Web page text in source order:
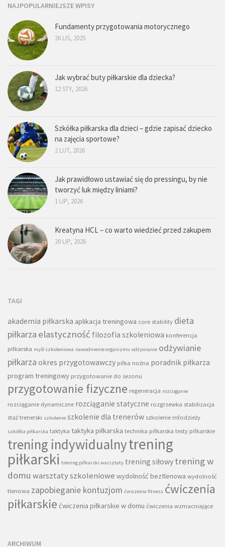
NAJPOPULARNIEJSZE WPISY
Fundamenty przygotowania motorycznego
26 LIS, 2025
Jak wybrać buty piłkarskie dla dziecka?
12 STY, 2026
Szkółka piłkarska dla dzieci – gdzie zapisać dziecko
na zajęcia sportowe?
2 LUT, 2026
Jak prawidłowo ustawiać się do pressingu, by nie
tworzyć luk między liniami?
1 LIP, 2026
Kreatyna HCL – co warto wiedzieć przed zakupem
20 LIP, 2026
TAGI
akademia piłkarska aplikacja treningowa core stability dieta
piłkarza elastyczność filozofia szkoleniowa konferencja
piłkarska myśl szkoleniowa nawodnienie organizmu odżywianie odżywianie
piłkarza okres przygotowawczy piłka nożna poradnik piłkarza
program treningowy przygotowanie do sezonu
przygotowanie fizyczne regeneracja rozciąganie
rozciąganie dynamiczne rozciąganie statyczne rozgrzewka stabilizacja
staż trenerski szkolenie szkolenie dla trenerów szkolenie młodzieży
szkółka piłkarska taktyka taktyka piłkarska technika piłkarska testy piłkarskie
trening indywidualnytrening
piłkarski trening piłkarski warsztaty trening siłowy trening w
domu warsztaty szkoleniowe wydolność beztlenowa wydolność
tlenowa zapobieganie kontuzjom ćwiczenia fitness ćwiczenia
piłkarskie ćwiczenia piłkarskie w domu ćwiczenia wzmacniające
ARCHIWUM